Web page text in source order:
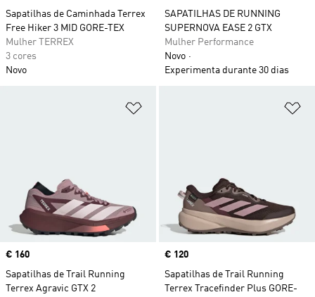
Sapatilhas de Caminhada Terrex
Free Hiker 3 MID GORE-TEX
Mulher TERREX
3 cores
Novo
SAPATILHAS DE RUNNING
SUPERNOVA EASE 2 GTX
Mulher Performance
Novo
Experimenta durante 30 dias
Price
€ 160
Sapatilhas de Trail Running
Terrex Agravic GTX 2
Price
€ 120
Sapatilhas de Trail Running
Terrex Tracefinder Plus GORE-